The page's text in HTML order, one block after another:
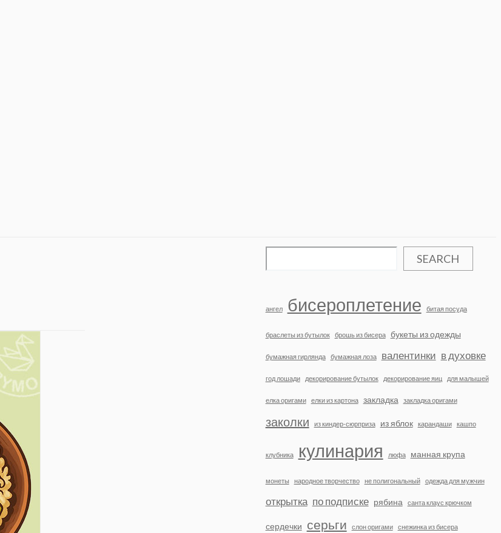
SEARCH
ангел бисероплетение битая посуда
браслеты из бутылок брошь из бисера букеты из одежды
бумажная гирлянда бумажная лоза валентинки в духовке
год лошади декорирование бутылок декорирование яиц для малышей
елка оригами елки из картона закладка закладка оригами
заколки из киндер-сюрприза из яблок карандаши кашпо
клубника кулинария люфа манная крупа
монеты народное творчество не полигональный одежда для мужчин
открытка по подписке рябина санта клаус крючком
сердечки серьги слон оригами снежинка из бисера